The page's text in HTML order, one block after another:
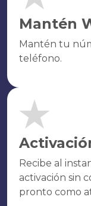
Mantén
Mantén tu
teléfono.
Recibe al
activación sin
pronto como